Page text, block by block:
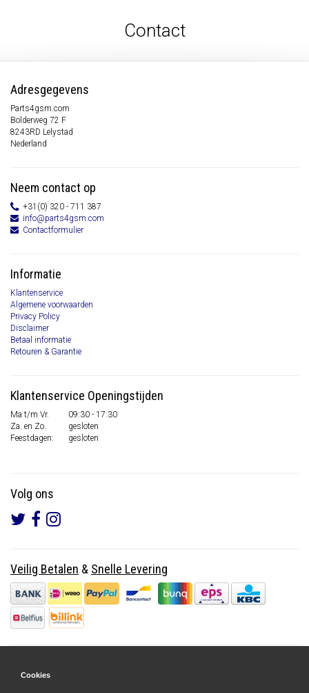
Contact
Adresgegevens
Parts4gsm.com
Bolderweg 72 F
8243RD Lelystad
Nederland
Neem contact op
+31(0) 320 - 711 387
info@parts4gsm.com
Contactformulier
Informatie
Klantenservice
Algemene voorwaarden
Privacy Policy
Disclaimer
Betaal informatie
Retouren & Garantie
Klantenservice Openingstijden
Ma t/m Vr.
09:30 - 17:30
Za. en Zo.
gesloten
Feestdagen:
gesloten
Volg ons
Veilig Betalen & Snelle Levering
Cookies